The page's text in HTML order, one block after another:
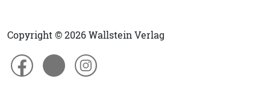
Copyright © 2026 Wallstein Verlag